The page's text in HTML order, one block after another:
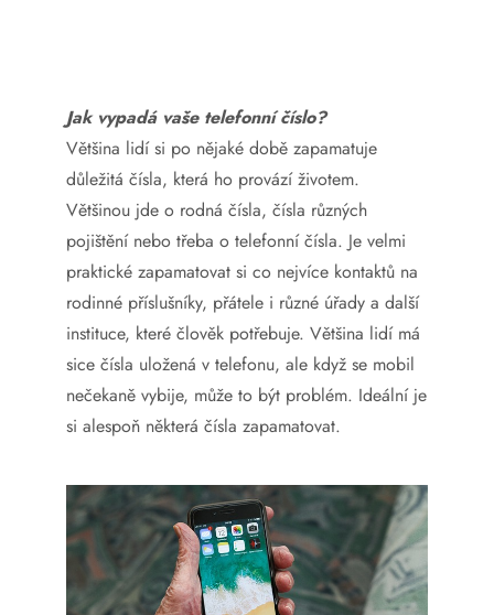
Jak vypadá vaše telefonní číslo?
Většina lidí si po nějaké době zapamatuje
důležitá čísla, která ho provází životem.
Většinou jde o rodná čísla, čísla různých
pojištění nebo třeba o telefonní čísla. Je velmi
praktické zapamatovat si co nejvíce kontaktů na
rodinné příslušníky, přátele i různé úřady a další
instituce, které člověk potřebuje. Většina lidí má
sice čísla uložená v telefonu, ale když se mobil
nečekaně vybije, může to být problém. Ideální je
si alespoň některá čísla zapamatovat.